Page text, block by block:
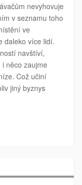
nevyhovuje
v seznamu toho
ve
daleko více lidí.
navštíví,
něco zaujme
Což učiní
jiný byznys